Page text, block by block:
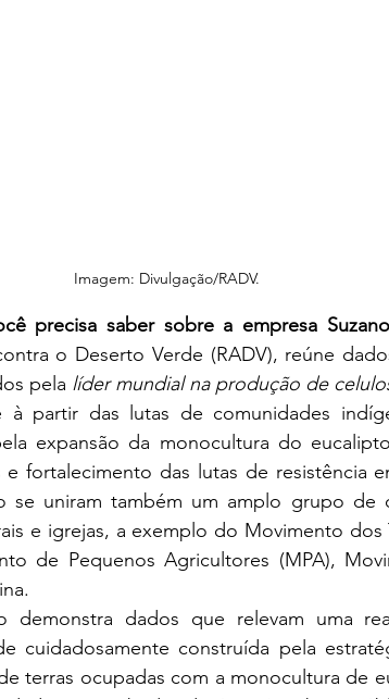
Imagem: Divulgação/RADV.
precisa saber sobre a empresa
o Deserto Verde (RADV), reúne
pela líder mundial na produção de
à partir das lutas de comunidades
expansão da monocultura do
fortalecimento das lutas de resistência
se uniram também um amplo grupo de
e igrejas, a exemplo do Movimento dos
de Pequenos Agricultores (MPA),
cuidadosamente construída pela
terras ocupadas com a monocultura de